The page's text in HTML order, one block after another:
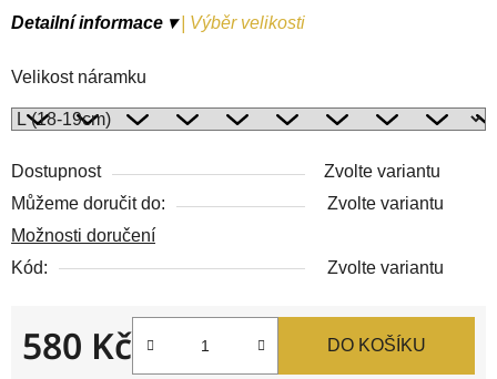
Detailní informace ▾
Výběr velikosti
Velikost náramku
Dostupnost
Zvolte variantu
Můžeme doručit do:
Zvolte variantu
Možnosti doručení
Kód:
Zvolte variantu
580 Kč DO KOŠÍKU